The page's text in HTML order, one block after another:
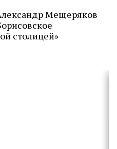
Мещеряков
столицей»